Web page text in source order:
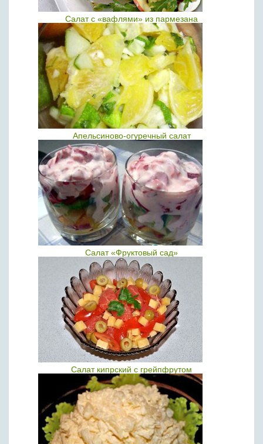
Салат с «вафлями» из пармезана
Апельсиново-огуречный салат
Салат «Фруктовый сад»
Салат кипрский с грейпфрутом